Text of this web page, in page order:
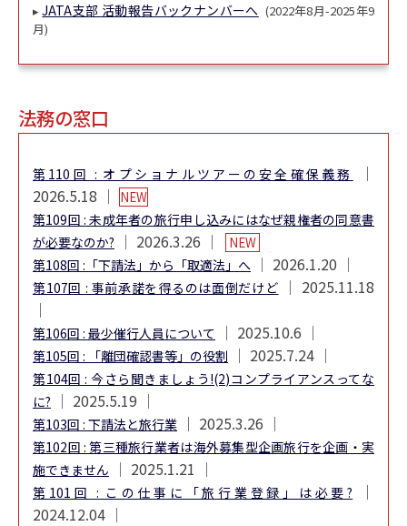
▸JATA支部 活動報告バックナンバーへ (2022年8月-2025年9
月)
法務の窓口
第110回 : オプショナルツアーの安全確保義務
│
2026.5.18 │
NEW
第109回 : 未成年者の旅行申し込みにはなぜ親権者の同意書
が必要なのか?
│ 2026.3.26 │ NEW
第108回 :「下請法」から「取適法」へ │ 2026.1.20 │
第107回 : 事前承諾を得るのは面倒だけど
│ 2025.11.18
│
第106回 : 最少催行人員について │ 2025.10.6 │
第105回 : 「離団確認書等」の役割 │ 2025.7.24 │
第104回 : 今さら聞きましょう!(2)コンプライアンスってな
に?
│ 2025.5.19 │
第103回 : 下請法と旅行業 │ 2025.3.26 │
第102回 : 第三種旅行業者は海外募集型企画旅行を企画・実
施できません
│ 2025.1.21 │
第101回 : この仕事に「旅行業登録」は必要?
│
2024.12.04 │